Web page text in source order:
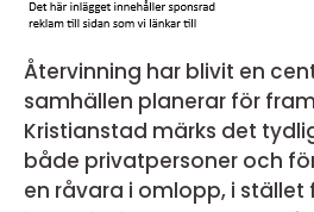
Återvinning har blivit en
samhällen planerar för
Kristianstad märks det
både privatpersoner och
en råvara i omlopp, i